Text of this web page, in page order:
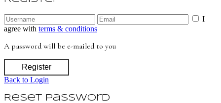
I
agree with terms & conditions
A password will be e-mailed to you
Register
Back to Login
Reset Password